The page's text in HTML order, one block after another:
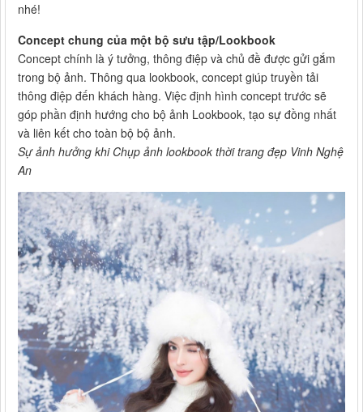
nhé!
Concept chung của một bộ sưu tập/Lookbook
Concept chính là ý tưởng, thông điệp và chủ đề được gửi gắm
trong bộ ảnh. Thông qua lookbook, concept giúp truyền tải
thông điệp đến khách hàng. Việc định hình concept trước sẽ
góp phần định hướng cho bộ ảnh Lookbook, tạo sự đồng nhất
và liên kết cho toàn bộ bộ ảnh.
Sự ảnh hưởng khi Chụp ảnh lookbook thời trang đẹp Vinh Nghệ
An